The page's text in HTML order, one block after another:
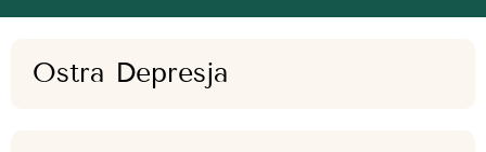
Ostra Depresja